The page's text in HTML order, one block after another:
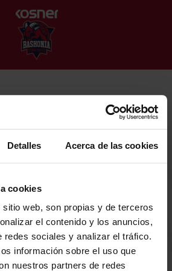
Detalles Acerca de las cookies
cookies
web, son propias y de terceros
el contenido y los anuncios,
redes sociales y analizar el tráfico.
información sobre el uso que
nuestros partners de redes
eta izan lehena klubaren
berri izaten.
politika irakurri eta onartzen dut eta
zerbitzuei, lehiaketei, eskaintzei
komunikazio elektronikoak jaso nahi ditut.